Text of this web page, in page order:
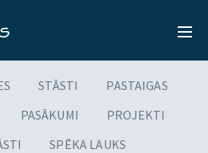
STĀSTI
PASTAIGAS
PASĀKUMI
PROJEKTI
SPĒKA LAUKS